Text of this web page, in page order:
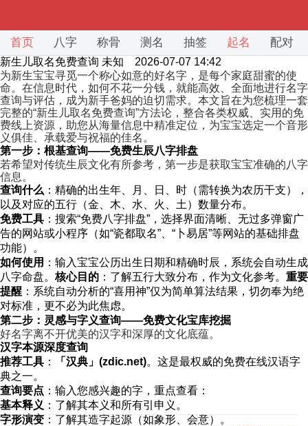
首页 八字 称骨 测名 抽签 起名 配对
新生儿取名免费查询 未知 2026-07-07 14:42
为新生宝宝寻觅一个称心如意的好名字，是每个家庭甜蜜的使
命。在信息时代，如何不花一分钱，就能高效、全面地进行名字
查询与评估，成为新手爸妈的迫切需求。本文旨在为您梳理一套
完整的“新生儿取名免费查询”方法论，整合各类权威、实用的免
费线上资源，助您从海量信息中精准定位，为宝宝选定一个音形
义俱佳、承载爱与祝福的佳名。
第一步：根基查询——免费生辰八字排盘
若希望对传统生辰文化有所参考，第一步是获取宝宝准确的八字
信息。
查询什么 ：精确的出生年、月、日、时（需转换为农历干支），
以及对应的五行（金、木、水、火、土）数量分布。
免费工具 ：搜索“免费八字排盘”，选择界面清晰、无过多弹窗广
告的网站或小程序（如“瓷都取名”、“卜易居”等网站的基础排盘
功能）。
如何使用 ：输入宝宝公历出生日期和精确时辰，系统会自动生成
八字命盘。 核心目的 ：了解五行大致分布，作为文化参考。 重要
提醒 ：系统自动分析的“喜用神”仅为简单算法结果，切勿奉为绝
对标准，更不必为此焦虑。
第二步：灵感与字义查询——免费文化宝库挖掘
好名字离不开优美的汉字和深厚的文化底蕴。
汉字本源深度查询
推荐工具 ： 「汉典」(zdic.net)。这是最权威的免费在线汉语字
典之一。
查询要点 ：输入您感兴趣的字，重点查看：
基本释义 ：了解其本义和所有引申义。
字形演变 ：了解其造字起源（如象形、会意）。